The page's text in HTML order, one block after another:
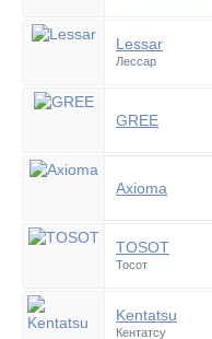
Lessar
Лессар
GREE
Axioma
TOSOT
Тосот
Kentatsu
Кентатсу